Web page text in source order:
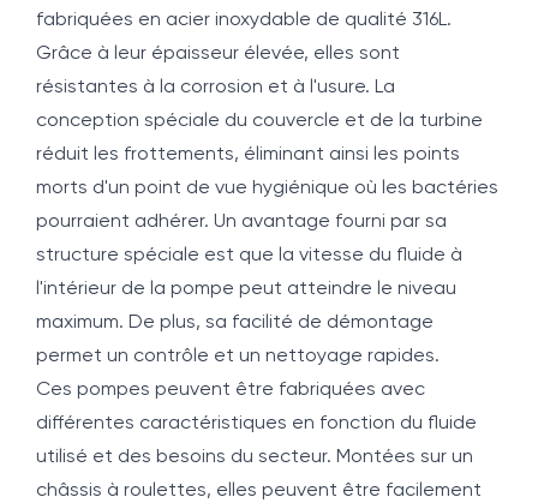
fabriquées en acier inoxydable de qualité 316L.
Grâce à leur épaisseur élevée, elles sont
résistantes à la corrosion et à l'usure. La
conception spéciale du couvercle et de la turbine
réduit les frottements, éliminant ainsi les points
morts d'un point de vue hygiénique où les bactéries
pourraient adhérer. Un avantage fourni par sa
structure spéciale est que la vitesse du fluide à
l'intérieur de la pompe peut atteindre le niveau
maximum. De plus, sa facilité de démontage
permet un contrôle et un nettoyage rapides.
Ces pompes peuvent être fabriquées avec
différentes caractéristiques en fonction du fluide
utilisé et des besoins du secteur. Montées sur un
châssis à roulettes, elles peuvent être facilement